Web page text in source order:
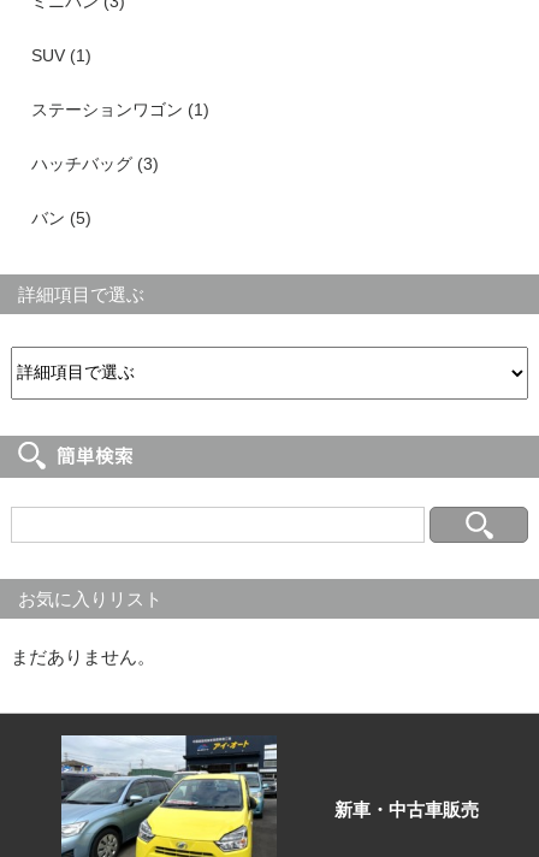
SUV (1)
ステーションワゴン (1)
ハッチバッグ (3)
バン (5)
詳細項目で選ぶ
お気に入りリスト
まだありません。
新車・中古車販売